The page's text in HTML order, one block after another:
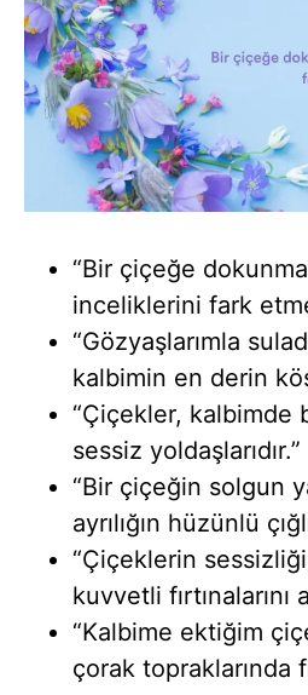
“Bir çiçeğe
inceliklerini fark
“Gözyaşlarımla
kalbimin en derin
“Çiçekler, kalbimde
sessiz yoldaşlarıdır.”
“Bir çiçeğin solgun
ayrılığın hüzünlü
“Çiçeklerin
kuvvetli fırtınalarını
“Kalbime ektiğim
çorak topraklarında